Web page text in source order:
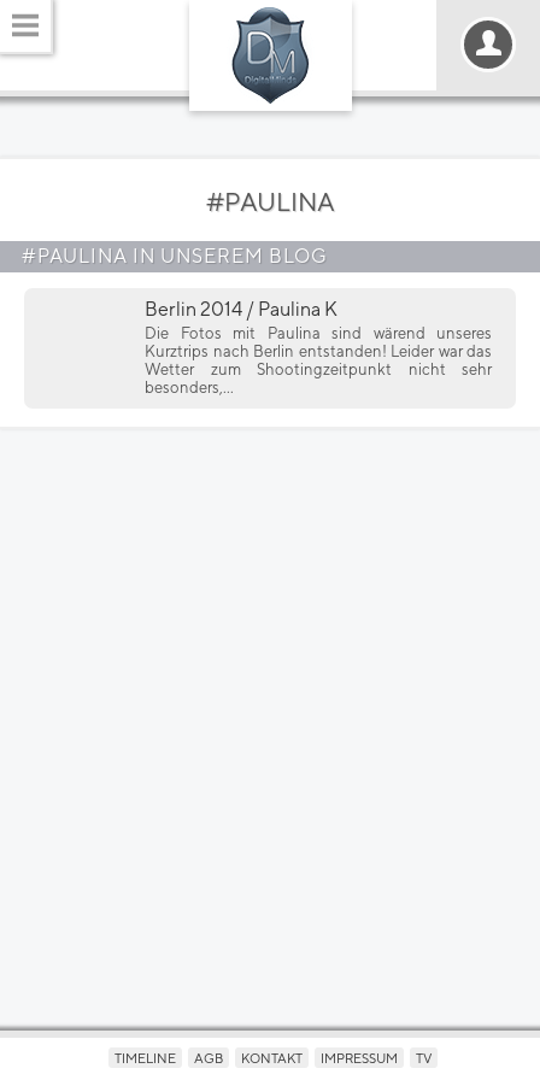
#PAULINA
#PAULINA IN UNSEREM BLOG
Berlin 2014 / Paulina K
Die Fotos mit Paulina sind wärend unseres
Kurztrips nach Berlin entstanden! Leider war das
Wetter zum Shootingzeitpunkt nicht sehr
besonders,...
TIMELINE AGB KONTAKT IMPRESSUM TV